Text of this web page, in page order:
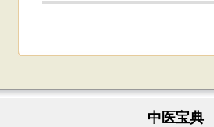
中医宝典